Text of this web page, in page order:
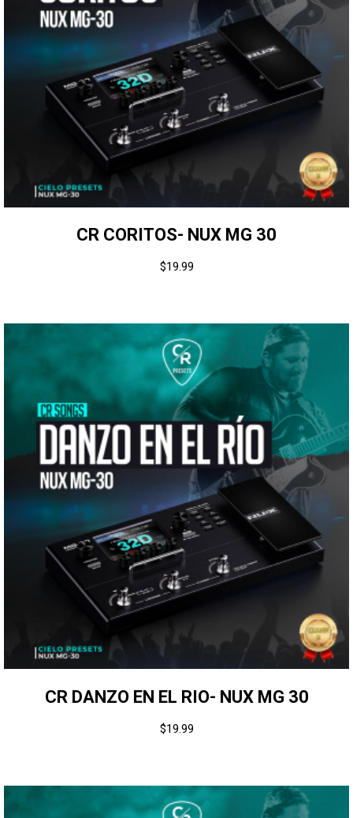
CR CORITOS- NUX MG 30
$19.99
CR DANZO EN EL RIO- NUX MG 30
$19.99